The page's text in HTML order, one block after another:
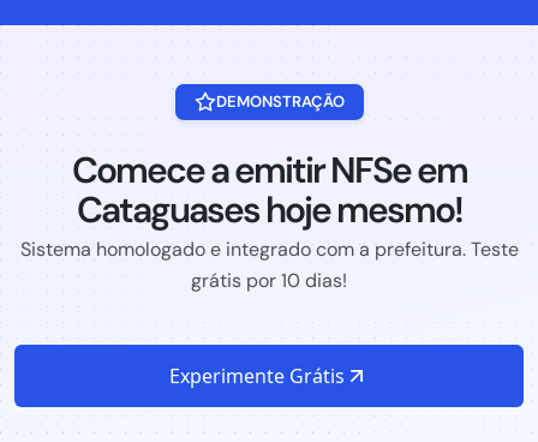
DEMONSTRAÇÃO
Comece a emitir NFSe em
Cataguases hoje mesmo!
Sistema homologado e integrado com a prefeitura. Teste
grátis por 10 dias!
Experimente Grátis